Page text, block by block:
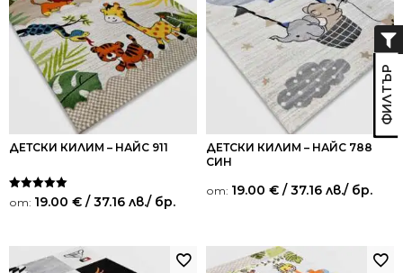
ДЕТСКИ КИЛИМ – НАЙС 911
Оценено на
5.00
от: 19.00 € / 37.16 лв./ бр.
ДЕТСКИ КИЛИМ – НАЙС 788
СИН
от: 19.00 € / 37.16 лв./ бр.